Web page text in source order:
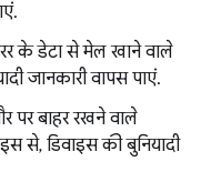
के डेटा से मेल खाने वाले
जानकारी वापस पाएं.
पर बाहर रखने वाले
से, डिवाइस की बुनियादी